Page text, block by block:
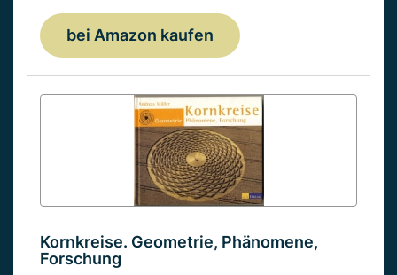
bei Amazon kaufen
Kornkreise. Geometrie, Phänomene,
Forschung